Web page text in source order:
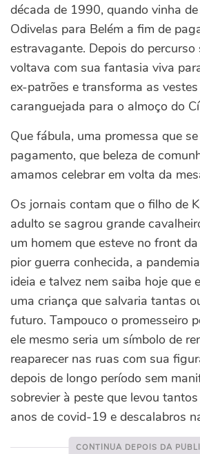
década de 1990, quando vinha
Odivelas para Belém a fim de
estravagante. Depois do percurso
voltava com sua fantasia viva
ex-patrões e transforma as
caranguejada para o almoço do
Que fábula, uma promessa que
pagamento, que beleza de
amamos celebrar em volta da
Os jornais contam que o filho de
adulto se sagrou grande
um homem que esteve no front
pior guerra conhecida, a
ideia e talvez nem saiba hoje que
uma criança que salvaria tantas
futuro. Tampouco o promesseiro
ele mesmo seria um símbolo de
reaparecer nas ruas com sua
depois de longo período sem
sobrevier à peste que levou
anos de covid-19 e descalabros